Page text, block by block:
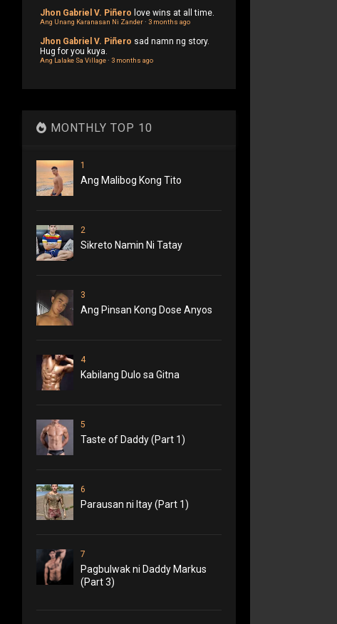
Jhon Gabriel V. Piñero love wins at all time.
Ang Unang Karanasan Ni Zander· 3 months ago
Jhon Gabriel V. Piñero sad namn ng story.
Hug for you kuya.
Ang Lalake Sa Village· 3 months ago
MONTHLY TOP 10
1
Ang Malibog Kong Tito
2
Sikreto Namin Ni Tatay
3
Ang Pinsan Kong Dose Anyos
4
Kabilang Dulo sa Gitna
5
Taste of Daddy (Part 1)
6
Parausan ni Itay (Part 1)
7
Pagbulwak ni Daddy Markus
(Part 3)